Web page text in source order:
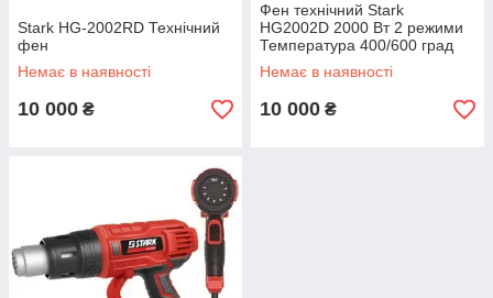
Stark HG-2002RD Технічний
фен
Немає в наявності
10 000 ₴
Фен технічний Stark
HG2002D 2000 Вт 2 режими
Температура 400/600 град
250/500 л/хв
Немає в наявності
10 000 ₴